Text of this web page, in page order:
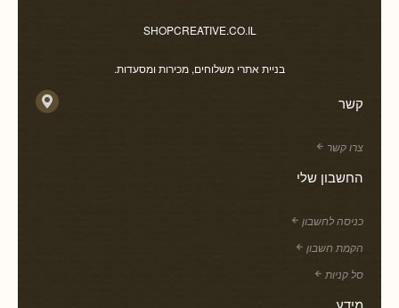
SHOPCREATIVE.CO.IL
בניית אתרי משלוחים, מכירות ומסעדות.
קשר
צרו קשר
החשבון שלי
כניסה לחשבון
הקמת חשבון
סל קניות
מידע